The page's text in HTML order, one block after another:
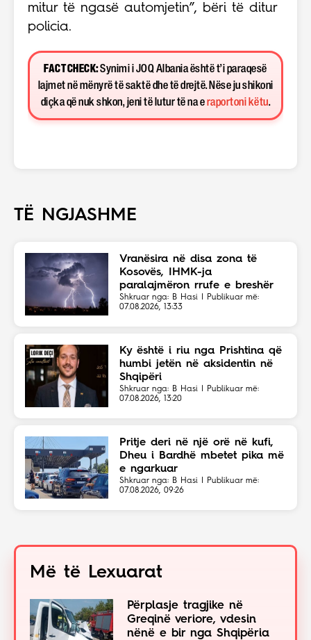
mitur të ngasë automjetin”, bëri të ditur
policia.
FACT CHECK:Synimi i JOQ Albania është t’i paraqesë
lajmet në mënyrë të saktë dhe të drejtë. Nëse ju shikoni
diçka që nuk shkon, jeni të lutur të na e raportoni këtu.
TË NGJASHME
Vranësira në disa zona të
Kosovës, IHMK-ja
paralajmëron rrufe e breshër
Shkruar nga: B Hasi | Publikuar më:
07.08.2026, 13:33
Ky është i riu nga Prishtina që
humbi jetën në aksidentin në
Shqipëri
Shkruar nga: B Hasi | Publikuar më:
07.08.2026, 13:20
Pritje deri në një orë në kufi,
Dheu i Bardhë mbetet pika më
e ngarkuar
Shkruar nga: B Hasi | Publikuar më:
07.08.2026, 09:26
Më të Lexuarat
Përplasje tragjike në
Greqinë veriore, vdesin
nënë e bir nga Shqipëria